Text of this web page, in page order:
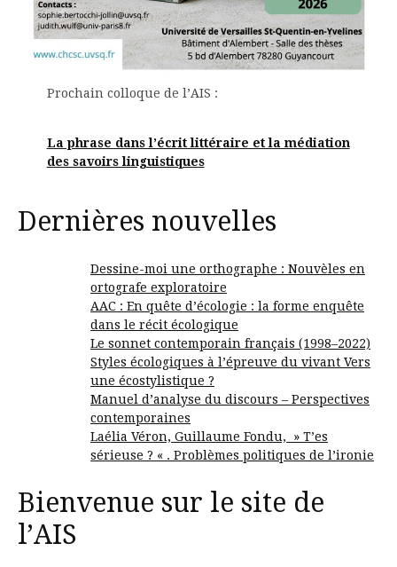
Prochain colloque de l’AIS :
La phrase dans l’écrit littéraire et la médiation
des savoirs linguistiques
Dernières nouvelles
Dessine-moi une orthographe : Nouvèles en
ortografe exploratoire
AAC : En quête d’écologie : la forme enquête
dans le récit écologique
Le sonnet contemporain français (1998–2022)
Styles écologiques à l’épreuve du vivant Vers
une écostylistique ?
Manuel d’analyse du discours – Perspectives
contemporaines
Laélia Véron, Guillaume Fondu, » T’es
sérieuse ? « . Problèmes politiques de l’ironie
Bienvenue sur le site de
l’AIS